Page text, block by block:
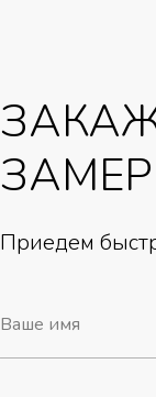
ЗАМЕР
Приедем